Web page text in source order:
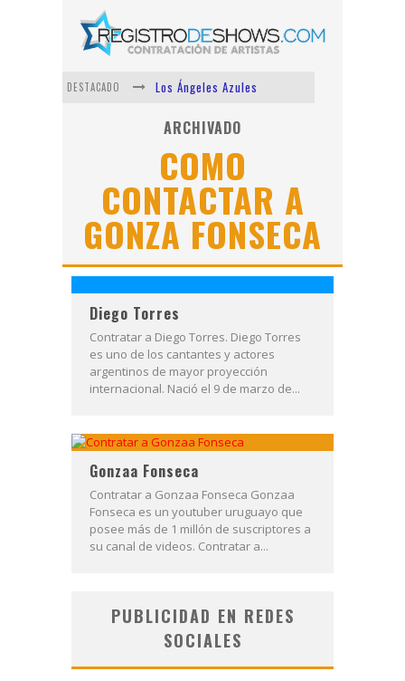
DESTACADO
Los Ángeles Azules
Shows via streaming
Lit Killah
Nicki Nicole
Duki
Vi Em
ARCHIVADO
COMO
CONTACTAR A
GONZA FONSECA
Diego Torres
Contratar a Diego Torres. Diego Torres
es uno de los cantantes y actores
argentinos de mayor proyección
internacional. Nació el 9 de marzo de...
Gonzaa Fonseca
Contratar a Gonzaa Fonseca Gonzaa
Fonseca es un youtuber uruguayo que
posee más de 1 millón de suscriptores a
su canal de videos. Contratar a...
PUBLICIDAD EN REDES
SOCIALES